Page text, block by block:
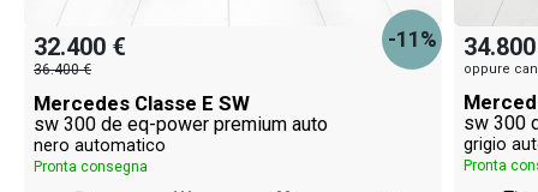
-11%
32.400 €
36.400 €
Mercedes Classe E SW
sw 300 de eq-power premium auto
nero automatico
Pronta consegna
oppure
grigio
Pronta